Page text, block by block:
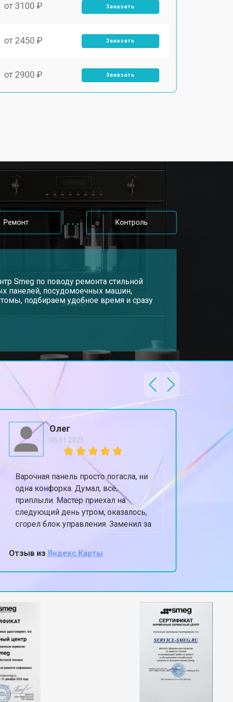
от 3100 ₽ Заказать
от 2450 ₽ Заказать
от 2900 ₽ Заказать
от 2400 ₽ Заказать
от 2500 ₽ Заказать
Ремонт Контроль
Smeg по поводу ремонта стильной
панелей, посудомоечных машин,
подбираем удобное время и сразу
Олег
06.01.2025
Варочная панель просто погасла, ни
одна конфорка. Думал, всё,
приплыли. Мастер приехал на
следующий день утром, оказалось,
сгорел блок управления. Заменил за
40 минут, цена как и сказали по
телефону.
Отзыв из Яндекс.Карты